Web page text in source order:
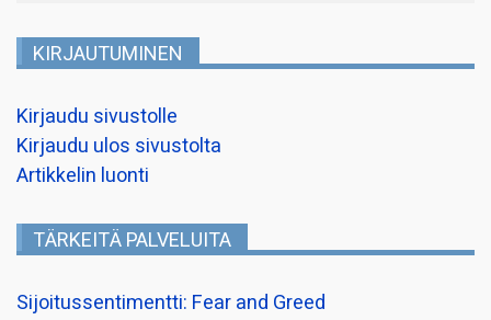
KIRJAUTUMINEN
Kirjaudu sivustolle
Kirjaudu ulos sivustolta
Artikkelin luonti
TÄRKEITÄ PALVELUITA
Sijoitussentimentti: Fear and Greed